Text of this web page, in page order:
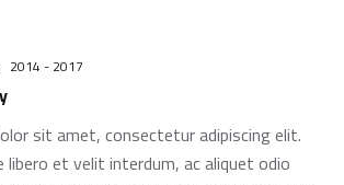
2014 - 2017
sit amet, consectetur adipiscing elit.
libero et velit interdum, ac aliquet odio